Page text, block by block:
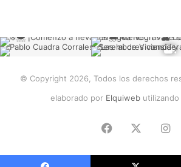
© Copyright 2026, Todos los derechos
elaborado por Elquiwebutilizando
Facebook